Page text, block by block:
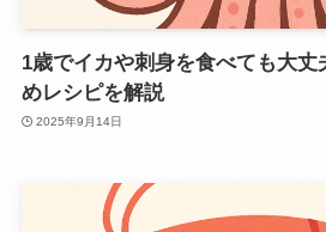
1歳でイカや刺身を食べても大
めレシピを解説
2025年9月14日